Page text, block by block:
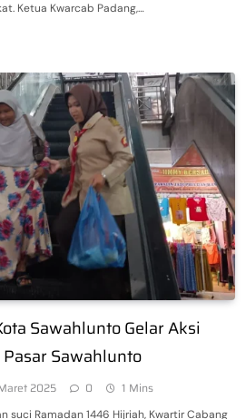
Ketua Kwarcab Padang,…
Sawahlunto Gelar Aksi
Sawahlunto
2025 0 1 Mins
suci Ramadan 1446 Hijriah, Kwartir Cabang